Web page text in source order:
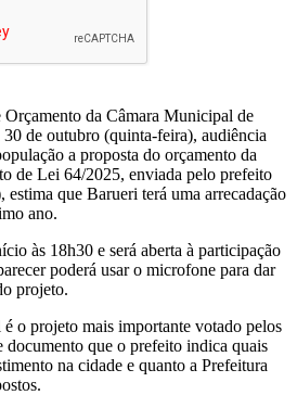
Orçamento da Câmara Municipal de
de outubro (quinta-feira), audiência
a proposta do orçamento da
de Lei 64/2025, enviada pelo prefeito
que Barueri terá uma arrecadação
ano.
às 18h30 e será aberta à participação
poderá usar o microfone para dar
projeto.
o projeto mais importante votado pelos
documento que o prefeito indica quais
na cidade e quanto a Prefeitura